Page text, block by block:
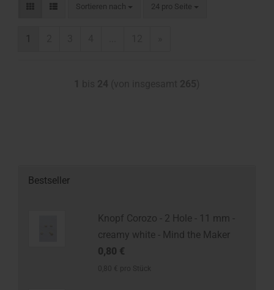
Sortieren nach 24 pro Seite
1
Bestseller
Knopf Corozo - 2 Hole - 11 mm -
creamy white - Mind the Maker
0,80 €